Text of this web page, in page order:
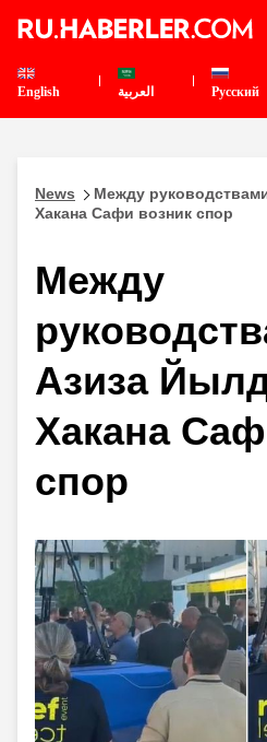
English العربية Pусский
News
Между
Хакана Сафи возник спор
Между
Азиза
Хакана
спор